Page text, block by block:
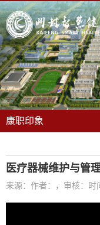
康职印象
医疗器械维护与管
来源： 作者：，审核： 时